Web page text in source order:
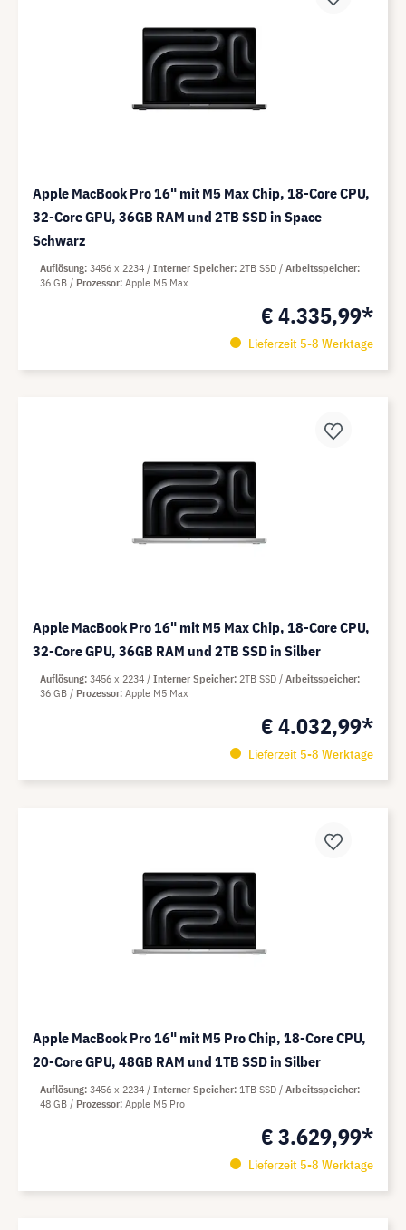
Apple MacBook Pro 16" mit M5 Max Chip, 18-Core CPU,
32-Core GPU, 36GB RAM und 2TB SSD in Space
Schwarz
€ 4.335,99*
Lieferzeit 5-8 Werktage
Auflösung 3456 x 2234 Interner Speicher 2TB SSD
Arbeitsspeicher
36 GB
Prozessor Apple M5 Max
Apple MacBook Pro 16" mit M5 Max Chip, 18-Core CPU,
32-Core GPU, 36GB RAM und 2TB SSD in Silber
€ 4.032,99*
Lieferzeit 5-8 Werktage
Auflösung 3456 x 2234 Interner Speicher 2TB SSD
Arbeitsspeicher
36 GB
Prozessor Apple M5 Max
Apple MacBook Pro 16" mit M5 Pro Chip, 18-Core CPU,
20-Core GPU, 48GB RAM und 1TB SSD in Silber
€ 3.629,99*
Lieferzeit 5-8 Werktage
Auflösung 3456 x 2234 Interner Speicher 1TB SSD
Arbeitsspeicher
48 GB
Prozessor Apple M5 Pro